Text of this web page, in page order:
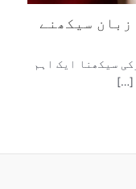
سیکھنے
سیکھنا ایک اہم
[…]